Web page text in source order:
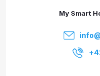
My Smart
info